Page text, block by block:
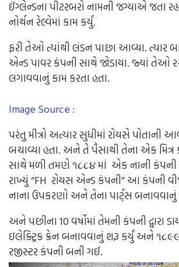
ઈંગ્લેન્ડનાપીટરબરોનામનીજગ્યાએજતા
નોર્થનરેલ્વેમાં કામ કર્યું.
ફરીતેઓત્યાંથીલંડનપાછા આવ્યા.ત્યાર
એન્ડપાવર કંપનીસાથેજોડાયા.જ્યાંતેઓ
લગાવવાનુંકામ કરતાહતા.
Image Source :
પરંતુમીત્રો અત્યારસુધીમાંરોયસેપોતાની
બચાવ્યાહતા. અનેતેપૈસાથીતેના એક મિત્ર
સાથેમળીતમણે૧૮૮૪માં એકનાની કંપની
રાખ્યું“FH રોયસ એન્ડ કંપની”આ કંપની
નાનાઉપકરણો અનેતેનાપાર્ટ્સબનાવવાનું
અનેપછીના10વર્ષોમાંતેમની કંપનીદ્વારા
ઇલેક્ટ્રિક ક્રેનબનાવવાનુંશરૂ કર્યુંઅને
રજીસ્ટર કંપનીબનીગઈ.